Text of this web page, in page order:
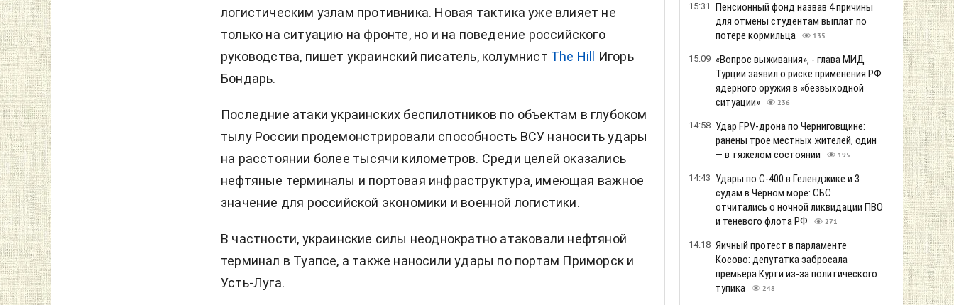
логистическим узлам противника. Новая тактика уже влияет не
только на ситуацию на фронте, но и на поведение российского
руководства, пишет украинский писатель, колумнист The Hill
Игорь
Бондарь.
Последние атаки украинских беспилотников по объектам в глубоком
тылу России продемонстрировали способность ВСУ наносить удары
на расстоянии более тысячи километров. Среди целей оказались
нефтяные терминалы и портовая инфраструктура, имеющая важное
значение для российской экономики и военной логистики.
В частности, украинские силы неоднократно атаковали нефтяной
терминал в Туапсе, а также наносили удары по портам Приморск и
Усть-Луга.
15:31 Пенсионный фонд назвав 4 причины
для отмены студентам выплат по
потере кормильца
135
15:09 «Вопрос выживания», - глава МИД
Турции заявил о риске применения РФ
ядерного оружия в «безвыходной
ситуации»
236
14:58 Удар FPV-дрона по Черниговщине:
ранены трое местных жителей, один
— в тяжелом состоянии
195
14:43 Удары по С-400 в Геленджике и 3
судам в Чёрном море: СБС
отчитались о ночной ликвидации ПВО
и теневого флота РФ
271
14:18 Яичный протест в парламенте
Косово: депутатка забросала
премьера Курти из-за политического
тупика
248